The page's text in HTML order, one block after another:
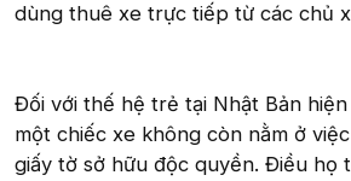
dùng thuê xe trực tiếp từ các chủ
Đối với thế hệ trẻ tại Nhật Bản
một chiếc xe không còn nằm ở
giấy tờ sở hữu độc quyền. Điều họ